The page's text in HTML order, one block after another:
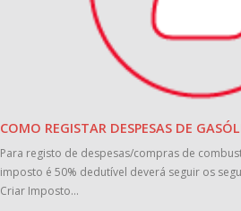
COMO REGISTAR DESPESAS DE
Para registo de despesas/compras de
imposto é 50% dedutível deverá seguir os
Criar Imposto...